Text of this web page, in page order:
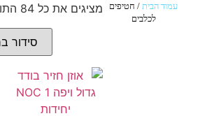
עמוד הבית/ חטיפים
לכלבים
מציגים את כל ⁦84⁩ התוצאות